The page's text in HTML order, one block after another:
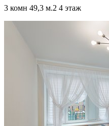
3 комн 49,3 м.2 4 этаж